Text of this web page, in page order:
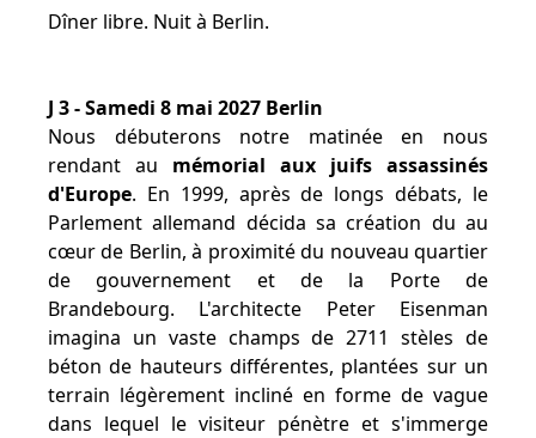
Dîner libre. Nuit à Berlin.
J 3 - Samedi 8 mai 2027 Berlin
Nous débuterons notre matinée en nous
rendant au mémorial aux juifs assassinés
d'Europe. En 1999, après de longs débats, le
Parlement allemand décida sa création du au
cœur de Berlin, à proximité du nouveau quartier
de gouvernement et de la Porte de
Brandebourg. L'architecte Peter Eisenman
imagina un vaste champs de 2711 stèles de
béton de hauteurs différentes, plantées sur un
terrain légèrement incliné en forme de vague
dans lequel le visiteur pénètre et s'immerge